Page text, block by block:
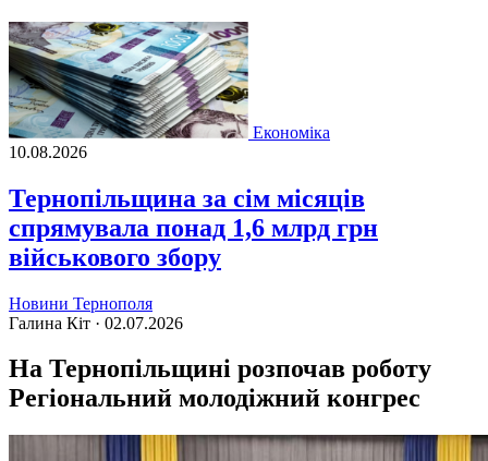
Економіка
10.08.2026
Тернопільщина за сім місяців
спрямувала понад 1,6 млрд грн
військового збору
Новини Тернополя
Галина Кіт · 02.07.2026
На Тернопільщині розпочав роботу
Регіональний молодіжний конгрес